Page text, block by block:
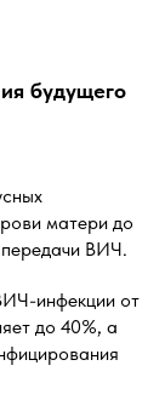
будущего
матери до
ВИЧ.
инфекции от
до 40%, а